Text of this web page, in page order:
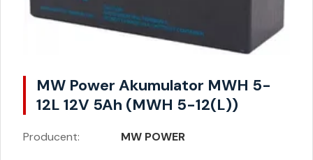
MW Power Akumulator MWH 5-
12L 12V 5Ah (MWH 5-12(L))
Producent: MW POWER